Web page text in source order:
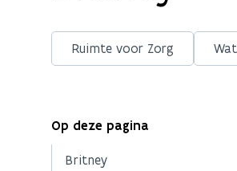
Ruimte voor Zorg
Op deze pagina
Britney